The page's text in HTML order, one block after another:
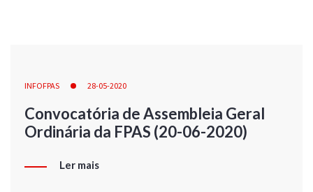
INFOFPAS 28-05-2020
Convocatória de Assembleia Geral
Ordinária da FPAS (20-06-2020)
Ler mais